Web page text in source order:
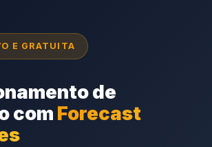
E GRATUITA
de
com Forecast